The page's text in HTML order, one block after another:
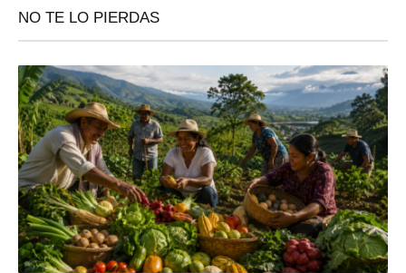
NO TE LO PIERDAS